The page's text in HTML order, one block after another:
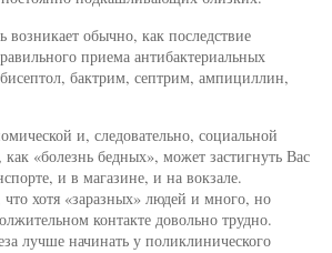
обычно, как последствие
приема антибактериальных
бактрим, септрим, ампициллин,
и, следовательно, социальной
как «болезнь бедных», может застигнуть Вас
и в магазине, и на вокзале.
что хотя «заразных» людей и много, но
контакте довольно трудно.
лучше начинать у поликлинического